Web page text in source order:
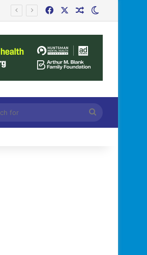
FacebookRandom Article
for